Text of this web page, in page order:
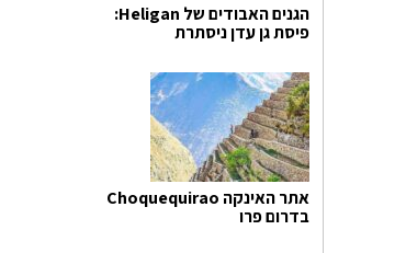
הגנים האבודים של Heligan:
פיסת גן עדן ניסתרת
אתר האינקה Choquequirao
בדרום פרו